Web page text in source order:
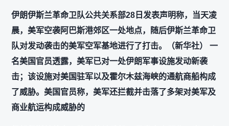
伊朗伊斯兰革命卫队公共关系部28日发表声明称，当天凌
晨，美军空袭阿巴斯港郊区一处地点，随后伊斯兰革命卫
队对发动袭击的美军空军基地进行了打击。（新华社） 一
名美国官员透露，美军已对一处伊朗军事设施发动新袭
击；该设施对美国驻军以及霍尔木兹海峡的通航商船构成
了威胁。美国官员称，美军还拦截并击落了多架对美军及
商业航运构成威胁的